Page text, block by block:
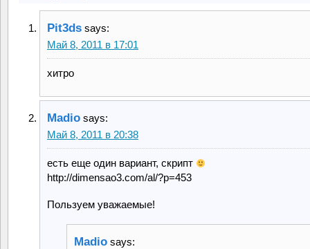
Pit3ds says:
Май 8, 2011 в 17:01
хитро
Madio says:
Май 8, 2011 в 20:38
есть еще один вариант, скрипт
http://dimensao3.com/al/?p=453
Пользуем уважаемые!
Madio says: